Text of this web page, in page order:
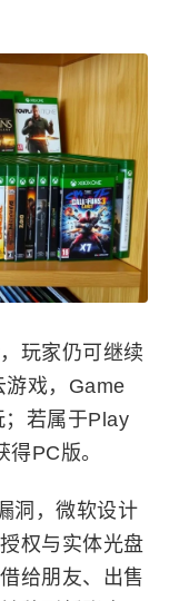
玩家仍可继续
游戏，Game
若属于Play
PC版。
洞，微软设计
权与实体光盘
给朋友、出售